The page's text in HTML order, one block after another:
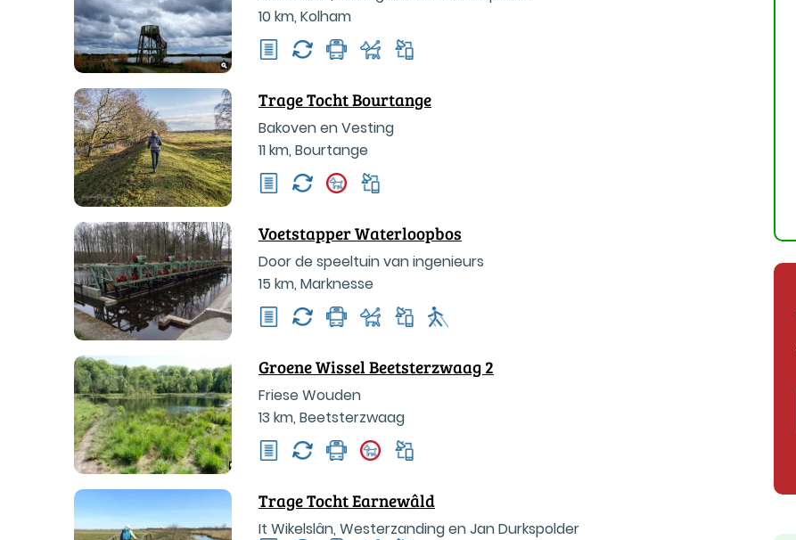
10 km, Kolham
Trage Tocht Bourtange
Bakoven en Vesting
11 km, Bourtange
Voetstapper Waterloopbos
Door de speeltuin van ingenieurs
15 km, Marknesse
Groene Wissel Beetsterzwaag 2
Friese Wouden
13 km, Beetsterzwaag
Trage Tocht Earnewâld
It Wikelslân, Westerzanding en Jan Durkspolder